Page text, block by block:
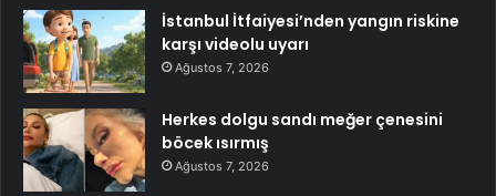
İstanbul İtfaiyesi’nden yangın riskine
karşı videolu uyarı
Ağustos 7, 2026
Herkes dolgu sandı meğer çenesini
böcek ısırmış
Ağustos 7, 2026